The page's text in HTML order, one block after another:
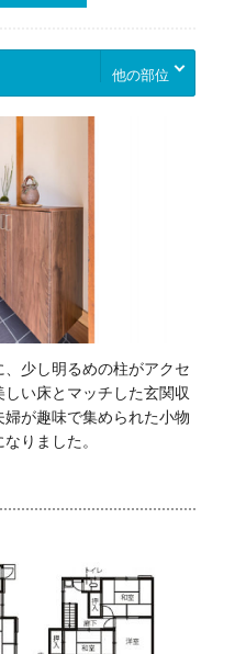
他の部位
少し明るめの柱がアクセ
い床とマッチした玄関収
が趣味で集められた小物
りました。